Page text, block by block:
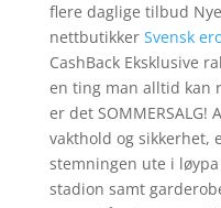
flere daglige tilbud
nettbutikker Svensk
CashBack Eksklusive
en ting man alltid kan
er det
vakthold og sikkerhet,
stemningen ute i
stadion samt